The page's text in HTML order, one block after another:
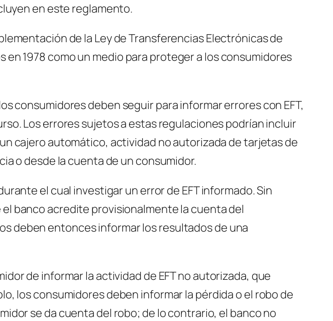
en este reglamento.
de la Ley de Transferencias Electrónicas de
1978 como un medio para proteger a los consumidores
consumidores deben seguir para informar errores con EFT,
Los errores sujetos a estas regulaciones podrían incluir
cajero automático, actividad no autorizada de tarjetas de
o desde la cuenta de un consumidor.
el cual investigar un error de EFT informado. Sin
banco acredite provisionalmente la cuenta del
deben entonces informar los resultados de una
de informar la actividad de EFT no autorizada, que
los consumidores deben informar la pérdida o el robo de
se da cuenta del robo; de lo contrario, el banco no